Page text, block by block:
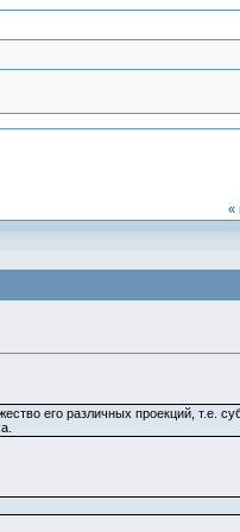
«
его различных проекций, т.е.